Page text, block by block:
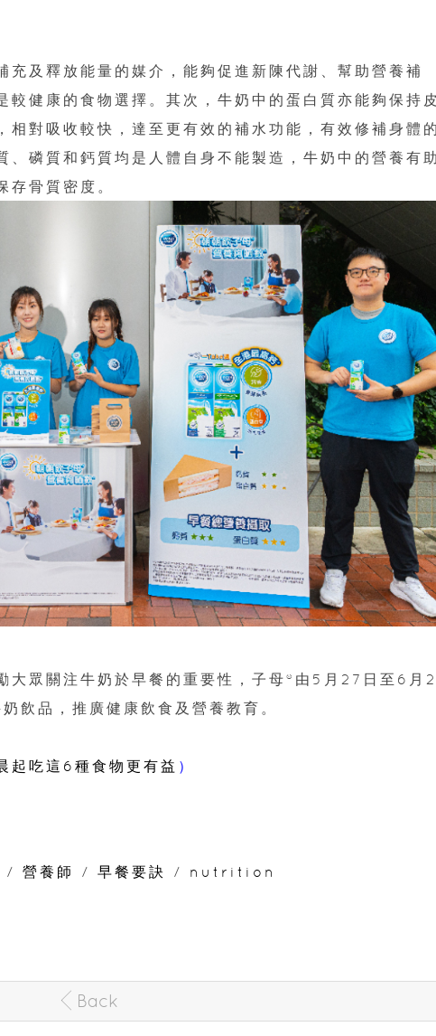
充及釋放能量的媒介，能夠促進新陳代謝、幫助營養補
較健康的食物選擇。其次，牛奶中的蛋白質亦能夠保持
相對吸收較快，達至更有效的補水功能，有效修補身體
、磷質和鈣質均是人體自身不能製造，牛奶中的營養有
存骨質密度。
大眾關注牛奶於早餐的重要性，子母®由5月27日至6月
飲品，推廣健康飲食及營養教育。
起吃這6種食物更有益 ）
/ 營養師 / 早餐要訣 / nutrition
Back